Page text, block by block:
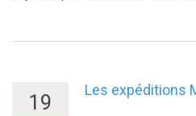
19
Les expéditions